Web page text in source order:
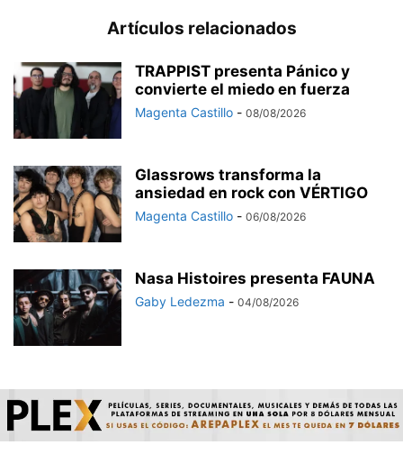
Artículos relacionados
TRAPPIST presenta Pánico y
convierte el miedo en fuerza
Magenta Castillo - 08/08/2026
Glassrows transforma la
ansiedad en rock con VÉRTIGO
Magenta Castillo - 06/08/2026
Nasa Histoires presenta FAUNA
Gaby Ledezma - 04/08/2026